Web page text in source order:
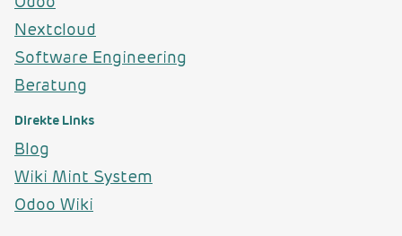
Nextcloud
Software Engineering
Beratung
Direkte Links
Blog
Wiki Mint System
Odoo Wiki